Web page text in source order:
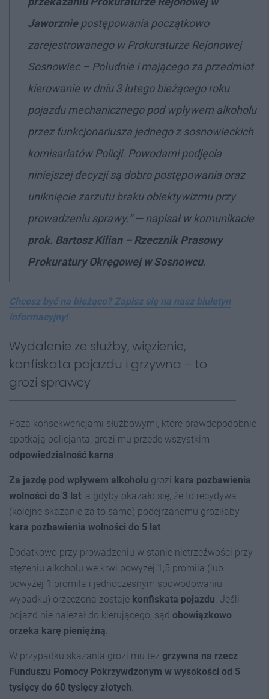
Jaworzniepostępowania początkowo
zarejestrowanego w Prokuraturze Rejonowej
Sosnowiec – Południe i mającego za przedmiot
kierowanie w dniu 3 lutego bieżącego roku
pojazdu mechanicznego pod wpływem alkoholu
przez funkcjonariusza jednego z sosnowieckich
komisariatów Policji. Powodami podjęcia
niniejszej decyzji są dobro postępowania oraz
uniknięcie zarzutu braku obiektywizmu przy
prowadzeniu sprawy.” — napisał w komunikacie
prok. Bartosz Kilian – Rzecznik Prasowy
Prokuratury Okręgowej w Sosnowcu.
Chcesz być na bieżąco? Zapisz się na nasz biuletyn
informacyjny!
Wydalenie ze służby, więzienie,
konfiskata pojazdu i grzywna – to
grozi sprawcy
Poza konsekwencjami służbowymi, które prawdopodobnie
spotkają policjanta, grozi mu przede wszystkim
odpowiedzialność karna
Za jazdę pod wpływem alkoholu grozi kara pozbawienia
wolności do 3 lat , a gdyby okazało się, że to recydywa
(kolejne skazanie za to samo) podejrzanemu groziłaby
kara pozbawienia wolności do 5 lat
Dodatkowo przy prowadzeniu w stanie nietrzeźwości przy
stężeniu alkoholu we krwi powyżej 1,5 promila (lub
powyżej 1 promila i jednoczesnym spowodowaniu
wypadku) orzeczona zostaje konfiskata pojazdu . Jeśli
pojazd nie należał do kierującego, sąd obowiązkowo
orzeka karę pieniężną
W przypadku skazania grozi mu też grzywna na rzecz
Funduszu Pomocy Pokrzywdzonym w wysokości od 5
tysięcy do 60 tysięcy złotych